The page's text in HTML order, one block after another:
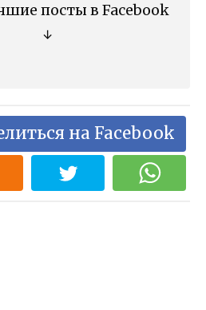
посты в Facebook
↓
на Facebook